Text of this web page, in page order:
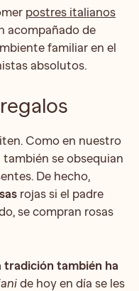
postres italianos
acompañado de
familiar en el
absolutos.
Como en nuestro
también se obsequian
De hecho,
rojas si el padre
se compran rosas
tradición también ha
de hoy en día se les